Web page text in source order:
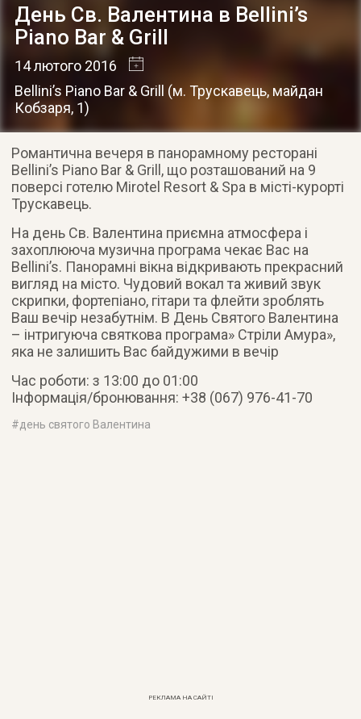
День Св. Валентина в Bellini’s
Piano Bar & Grill
14 лютого 2016
Bellini’s Piano Bar & Grill (м. Трускавець, майдан
Кобзаря, 1)
Романтична вечеря в панорамному ресторані
Bellini’s Piano Bar & Grill, що розташований на 9
поверсі готелю Mirotel Resort & Spa в місті-курорті
Трускавець.
На день Св. Валентина приємна атмосфера і
захоплююча музична програма чекає Вас на
Bellini’s. Панорамні вікна відкривають прекрасний
вигляд на місто. Чудовий вокал та живий звук
скрипки, фортепіано, гітари та флейти зроблять
Ваш вечір незабутнім. В День Святого Валентина
– інтригуюча святкова програма» Стріли Амура»,
яка не залишить Вас байдужими в вечір
Час роботи: з 13:00 до 01:00
Інформація/бронювання: +38 (067) 976-41-70
#день святого Валентина
РЕКЛАМА НА САЙТІ